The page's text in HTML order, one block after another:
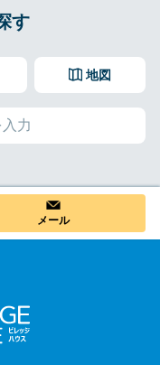
す
地図
メール